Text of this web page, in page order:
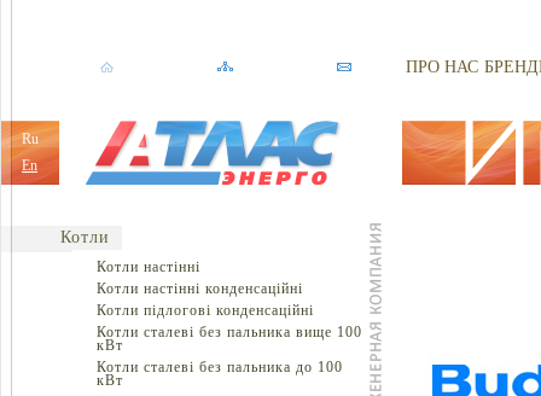
Ru
En
ПРО НАС
Котли
Котли настінні
Котли настінні конденсаційні
Котли підлогові конденсаційні
Котли сталеві без пальника вище 100
кВт
Котли сталеві без пальника до 100
кВт